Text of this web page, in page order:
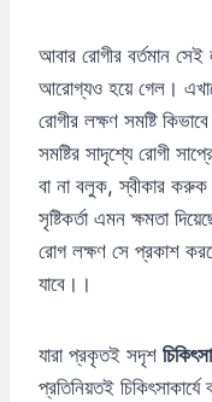
আবার রোগীর বর্তমান সেই
আরোগ্যও হয়ে গেল।
রোগীর লক্ষণ সমষ্টি
সমষ্টির সাদৃশ্যে রোগী
বা না বলুক, স্বীকার
সৃষ্টিকর্তা এমন ক্ষমতা
রোগ লক্ষণ সে প্রকাশ
যাবে।।
যারা প্রকৃতই সদৃশ
প্রতিনিয়তই